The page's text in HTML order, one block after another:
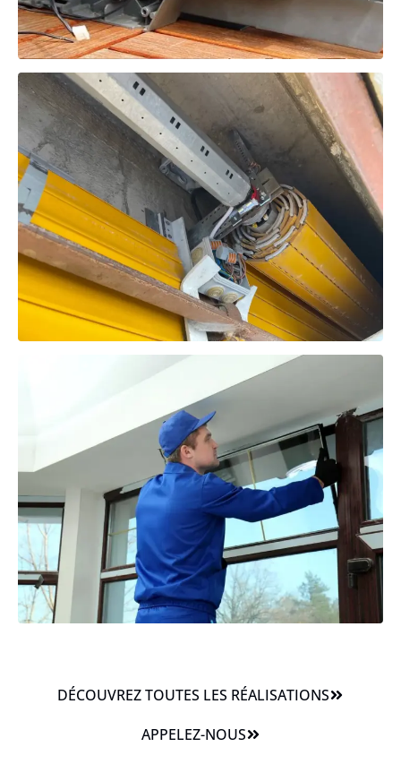
DÉCOUVREZ TOUTES LES RÉALISATIONS
APPELEZ-NOUS